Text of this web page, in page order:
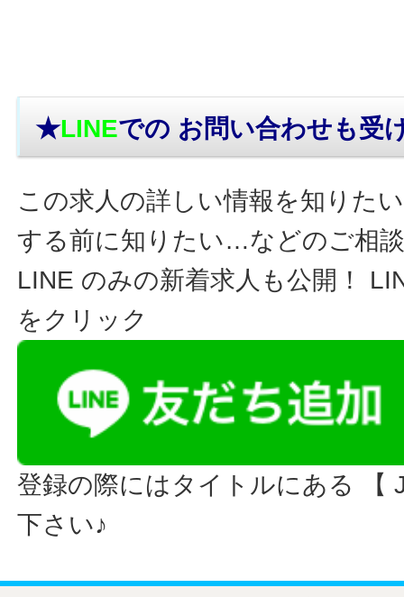
★LINEでの お問い合わせも受
この求人の詳しい情報を知りた
する前に知りたい…などのご相
LINE のみの新着求人も公開！
をクリック
登録の際にはタイトルにある 【
下さい♪